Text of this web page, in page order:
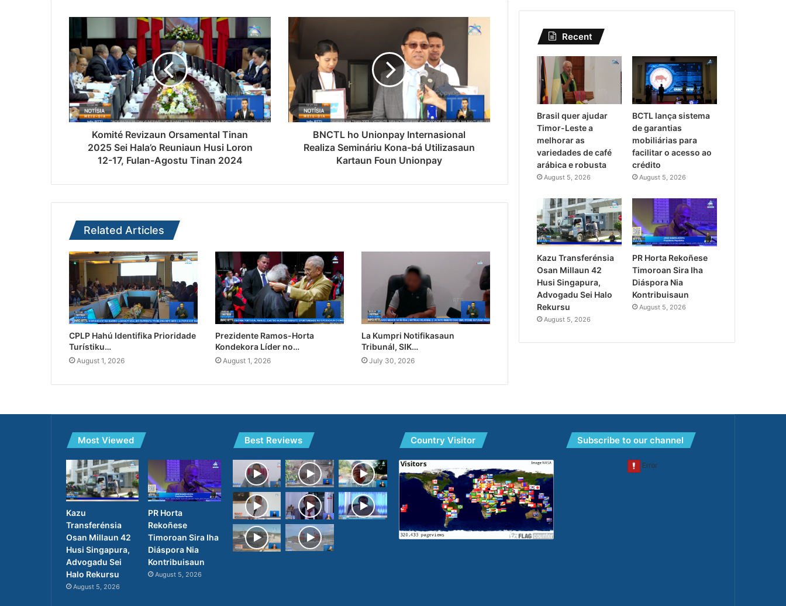
Komité Revizaun Orsamental Tinan
2025 Sei Hala’o Reuniaun Husi Loron
12-17, Fulan-Agostu Tinan 2024
BNCTL ho Unionpay Internasional
Realiza Semináriu Kona-bá Utilizasaun
Kartaun Foun Unionpay
Related Articles
CPLP Hahú Identifika Prioridade
Turístiku…
August 1, 2026
Prezidente Ramos-Horta
Kondekora Líder no…
August 1, 2026
La Kumpri Notifikasaun
Tribunál, SIK…
July 30, 2026
Recent
Brasil quer ajudar
Timor-Leste a
melhorar as
variedades de café
arábica e robusta
August 5, 2026
BCTL lança sistema
de garantias
mobiliárias para
facilitar o acesso ao
crédito
August 5, 2026
Kazu Transferénsia
Osan Millaun 42
Husi Singapura,
Advogadu Sei Halo
Rekursu
August 5, 2026
PR Horta Rekoñese
Timoroan Sira Iha
Diáspora Nia
Kontribuisaun
August 5, 2026
Most Viewed
Kazu
Transferénsia
Osan Millaun 42
Husi Singapura,
Advogadu Sei
Halo Rekursu
August 5, 2026
PR Horta
Rekoñese
Timoroan Sira Iha
Diáspora Nia
Kontribuisaun
August 5, 2026
Best Reviews Country Visitor Subscribe to our channel